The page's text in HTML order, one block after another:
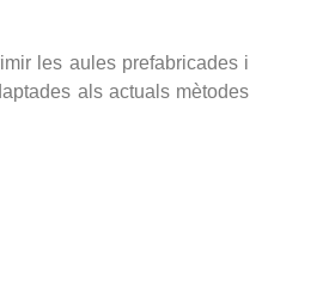
les aules prefabricades i
als actuals mètodes